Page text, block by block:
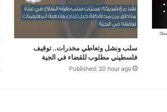
سلب ونشل وتعاطي مخدرات.. توقيف
فلسطيني مطلوب للقضاء في الجية
Published: 20 hour ago